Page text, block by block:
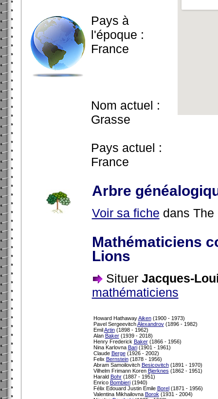
Pays à
l'époque :
France
Nom actuel :
Grasse
Pays actuel :
France
Arbre
Voir sa fiche dans
Mathématiciens
Lions
Situer Jacques-
mathématiciens
Howard HathawayAiken(1900 - 1973)
Pavel SergeevitchAlexandrov(1896 - 1982)
EmilArtin(1898 - 1962)
Alan Baker(1939 - 2018)
Henry Frederick Baker(1866 - 1956)
Nina Karlovna Bari(1901 - 1961)
Claude Berge(1926 - 2002)
Felix Bernstein(1878 - 1956)
Abram Samoilovitch Besicovitch(1891 - 1970)
Vilhelm Frimann Koren Bjerknes (1862 - 1951)
Harald Bohr(1887 - 1951)
Enrico Bombieri(1940)
Félix Edouard Justin Emile Borel(1871 - 1956)
Valentina Mikhailovna Borok (1931 - 2004)